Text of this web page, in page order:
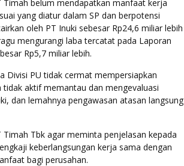
belum mendapatkan manfaat kerja
yang diatur dalam SP dan berpotensi
oleh PT Inuki sebesar Rp24,6 miliar lebih
mengurangi laba tercatat pada Laporan
Rp5,7 miliar lebih.
Divisi PU tidak cermat mempersiapkan
aktif memantau dan mengevaluasi
dan lemahnya pengawasan atasan langsung
Tbk agar meminta penjelasan kepada
keberlangsungan kerja sama dengan
bagi perusahan.